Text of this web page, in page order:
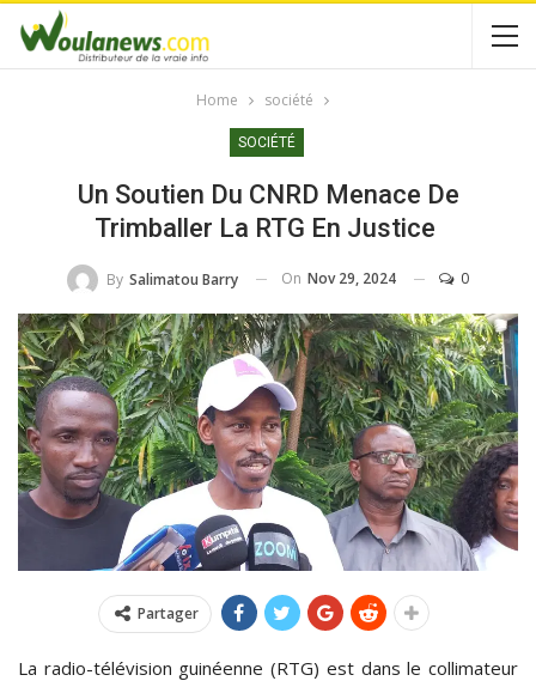
Home société
SOCIÉTÉ
Un Soutien Du CNRD Menace De
Trimballer La RTG En Justice
By Salimatou Barry On Nov 29, 2024 0
Partager
La radio-télévision guinéenne (RTG) est dans le collimateur